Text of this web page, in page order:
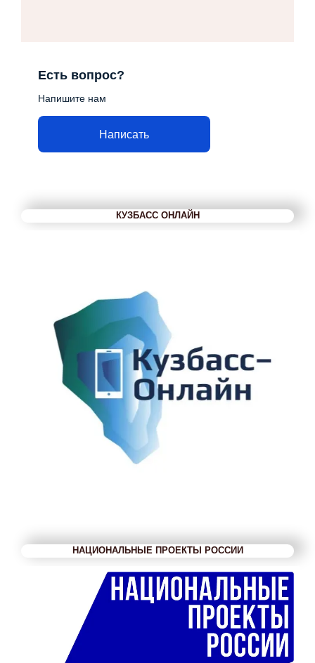
Есть вопрос?
Напишите нам
Написать
КУЗБАСС ОНЛАЙН
НАЦИОНАЛЬНЫЕ ПРОЕКТЫ РОССИИ